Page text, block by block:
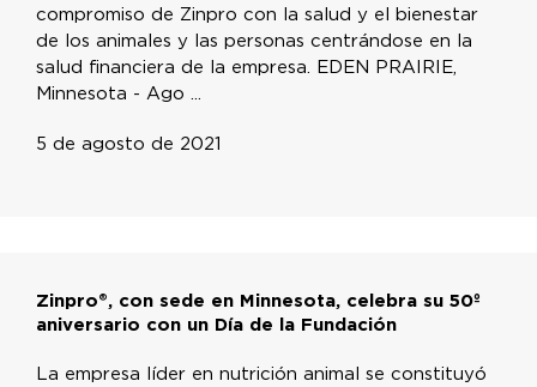
compromiso de Zinpro con la salud y el bienestar
de los animales y las personas centrándose en la
salud financiera de la empresa. EDEN PRAIRIE,
Minnesota - Ago ...
5 de agosto de 2021
Zinpro®, con sede en Minnesota, celebra su 50º
aniversario con un Día de la Fundación
La empresa líder en nutrición animal se constituyó